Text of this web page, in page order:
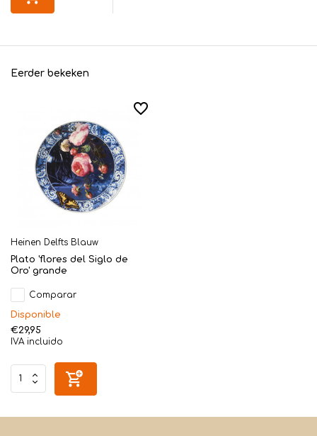
Eerder bekeken
Heinen Delfts Blauw
Plato 'flores del Siglo de
Oro' grande
Comparar
Disponible
€29,95
IVA incluido